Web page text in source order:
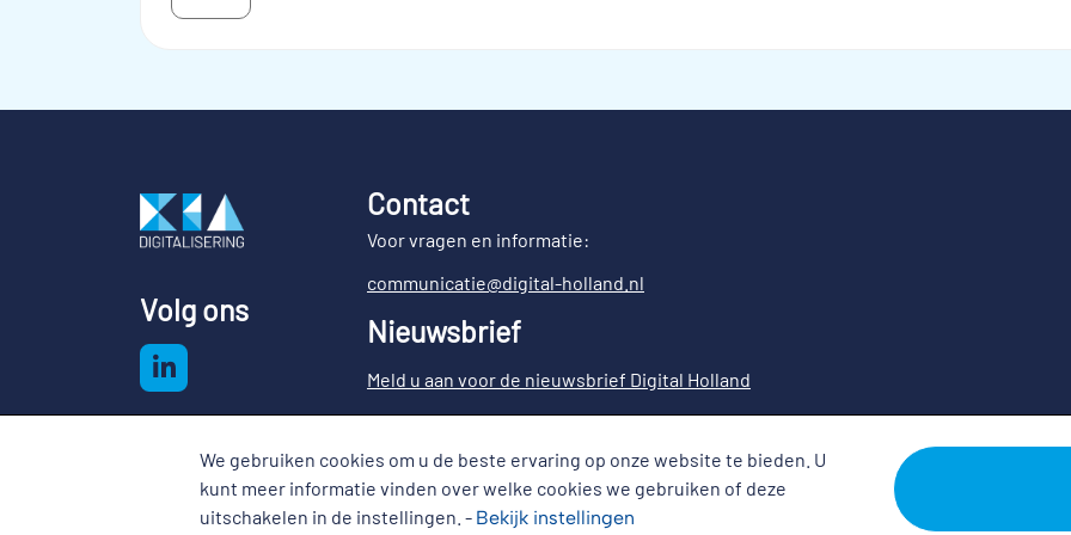
Cookies
We gebruiken cookies om u de beste ervaring op onze website te bieden. U
kunt meer informatie vinden over welke cookies we gebruiken of deze
uitschakelen in de instellingen. - Bekijk instellingen
Volg ons
Contact
Voor vragen en informatie:
communicatie@digital-holland.nl
Nieuwsbrief
Meld u aan voor de nieuwsbrief Digital Holland
DisclaimerCopyright Cookies